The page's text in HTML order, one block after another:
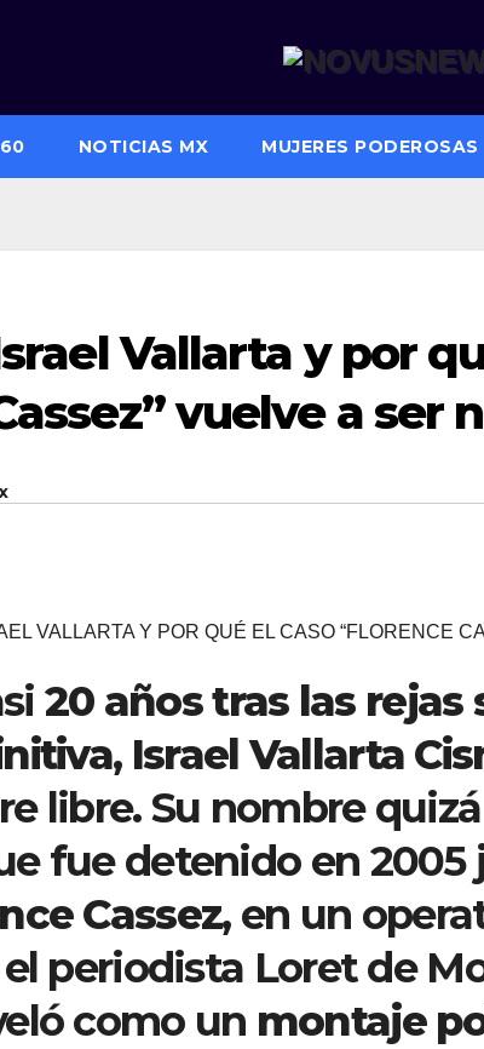
NOTICIAS MX MUJERES PODEROSAS
Vallarta y por
vuelve a ser
VALLARTA Y POR QUÉ EL CASO “FLORENCE
20 años tras las rejas
, Israel Vallarta
libre. Su nombre
fue detenido en 2005
Cassez, en un
periodista Loret de
como un montaje